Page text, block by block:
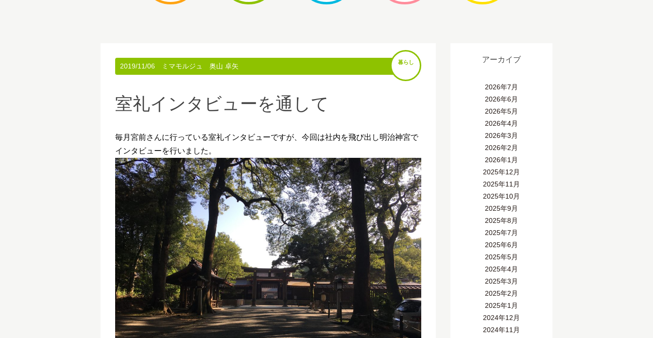
2019/11/06 ミマモルジュ 奥山 卓矢 暮らし
室礼インタビューを通して
毎月宮前さんに行っている室礼インタビューですが、今回は社内を飛び出し明治神宮で
インタビューを行いました。
アーカイブ
2026年7月
2026年6月
2026年5月
2026年4月
2026年3月
2026年2月
2026年1月
2025年12月
2025年11月
2025年10月
2025年9月
2025年8月
2025年7月
2025年6月
2025年5月
2025年4月
2025年3月
2025年2月
2025年1月
2024年12月
2024年11月